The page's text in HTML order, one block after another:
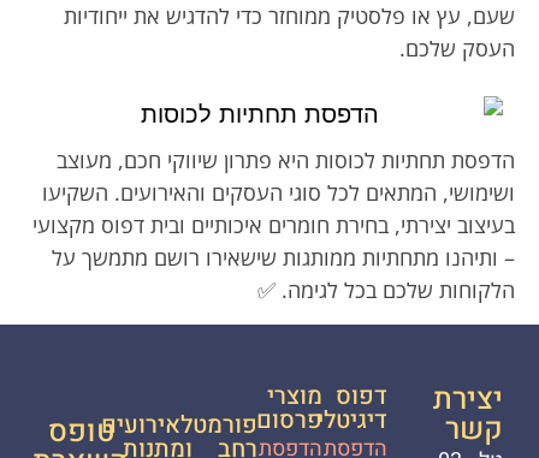
שעם, עץ או פלסטיק ממוחזר כדי להדגיש את ייחודיות
העסק שלכם.
הדפסת תחתיות לכוסות היא פתרון שיווקי חכם, מעוצב
ושימושי, המתאים לכל סוגי העסקים והאירועים. השקיעו
בעיצוב יצירתי, בחירת חומרים איכותיים ובית דפוס מקצועי
– ותיהנו מתחתיות ממותגות שישאירו רושם מתמשך על
הלקוחות שלכם בכל לגימה. ✅
יצירת
קשר
דפוס
דיגיטלי
הדפסת
מוצרי
פרסום
הדפסת
פורמט
רחב
לאירועים
ומתנות טופס